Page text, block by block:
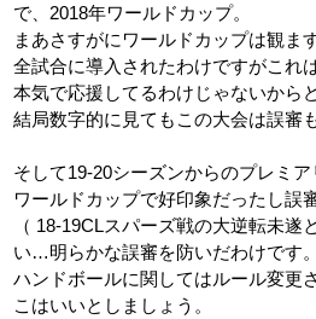
で、2018年ワールドカップ。
まあさすがにワールドカップは観ま
全試合に導入されたわけですがこれ
本気で応援してるわけじゃないから
結局数字的に見てもこの大会は誤審
そして19-20シーズンからのプレミア
ワールドカップで好印象だったし誤
（ 18-19CLスパーズ戦の大逆転未
い…明らかな誤審を防いだわけです。
ハンドボールに関してはルール変更
こはいいとしましょう。